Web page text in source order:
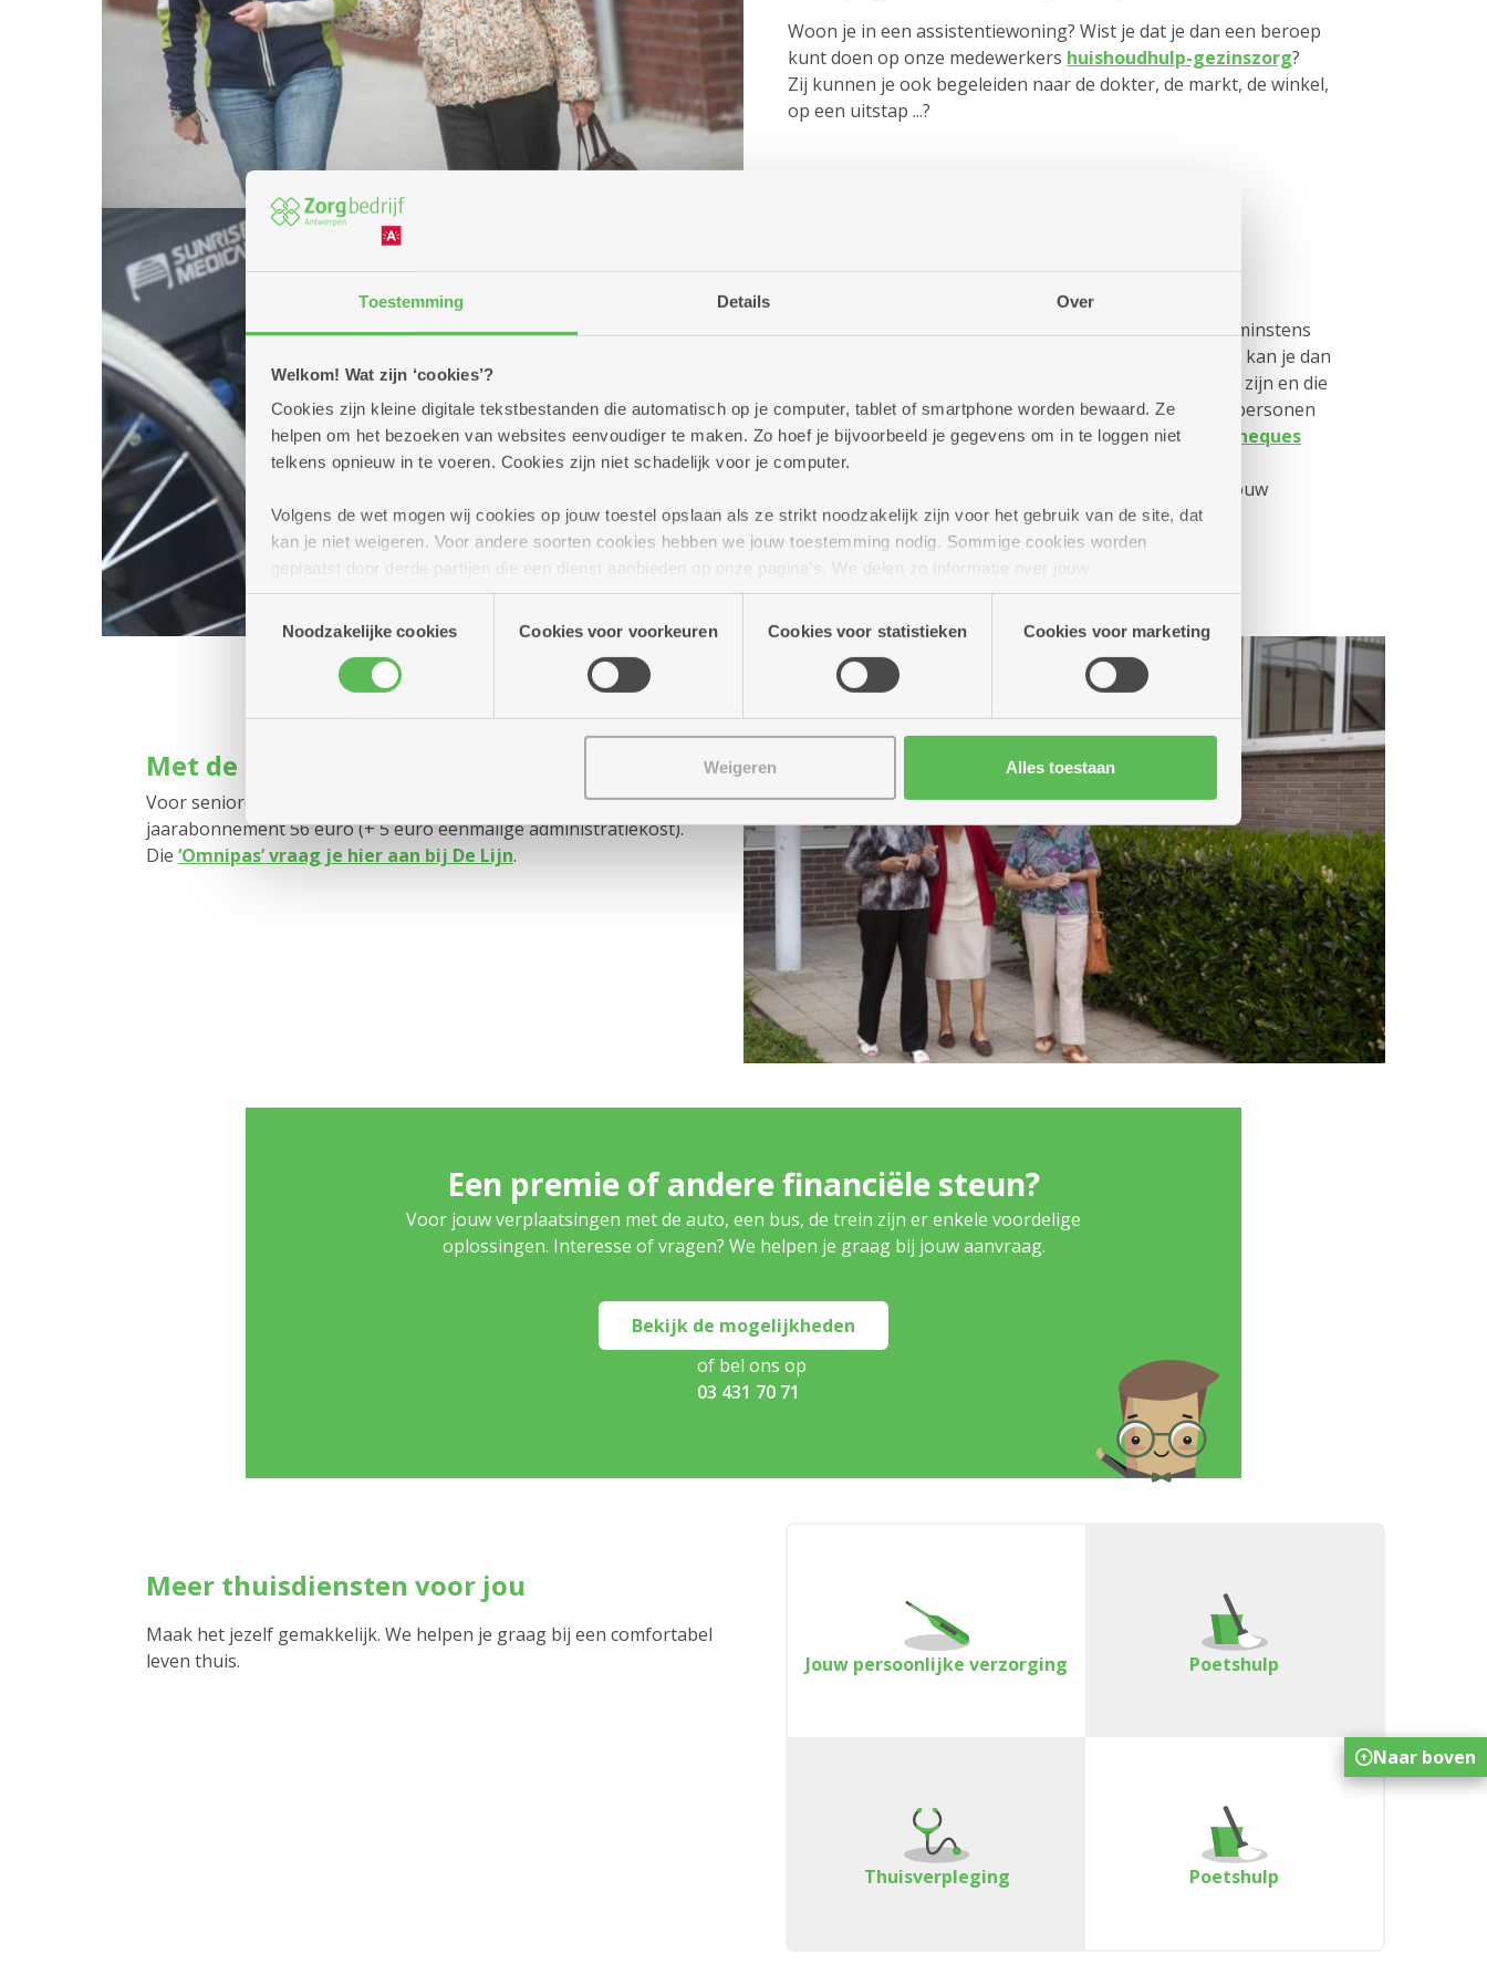
Toestemming Details Over
Welkom! Wat zijn ‘cookies’?
Cookies zijn kleine digitale tekstbestanden die automatisch op je computer, tablet of smartphone worden bewaard. Ze
helpen om het bezoeken van websites eenvoudiger te maken. Zo hoef je bijvoorbeeld je gegevens om in te loggen niet
telkens opnieuw in te voeren. Cookies zijn niet schadelijk voor je computer.
Volgens de wet mogen wij cookies op jouw toestel opslaan als ze strikt noodzakelijk zijn voor het gebruik van de site, dat
kan je niet weigeren. Voor andere soorten cookies hebben we jouw toestemming nodig. Sommige cookies worden
geplaatst door derde partijen die een dienst aanbieden op onze pagina's. We delen zo informatie over jouw
(geanonimiseerd) gebruik van onze site voor social media, advertenties en analyse. Deze partners kunnen deze gegevens
combineren met andere informatie die je aan hen verstrekte.
Noodzakelijke cookies
Cookies voor voorkeuren Cookies voor statistieken Cookies voor marketing
Weigeren Alles toestaan
Woon je in een assistentiewoning? Wist je dat je dan een beroep
kunt doen op onze medewerkers huishoudhulp-gezinszorg?
Zij kunnen je ook begeleiden naar de dokter, de markt, de winkel,
op een uitstap ...?
Een taxi, op eender welk moment
Onze busjes en die van de Mobitwin reserveer je best minstens
twee dagen op voorhand. Voor een snellere oplossing, kan je dan
een taxi bellen. 65-plussers die (tijdelijk) minder mobiel zijn en die
recht hebben op een verhoogde tegemoetkoming en personen
met een handicap kunnen bij de stad Antwerpen
taxicheques
aankopen. Zo betaal je maar de helft van de rit. Het
helpt je graag met jouw
aanvraag.
Met de bus of tram: voordelig tarief
Voor senioren die de bus of tram willen nemen, kost een
jaarabonnement 56 euro (+ 5 euro eenmalige administratiekost).
Die ‘Omnipas’ vraag je hier aan bij De Lijn.
Een premie of andere financiële steun?
Voor jouw verplaatsingen met de auto, een bus, de trein zijn er enkele voordelige
oplossingen. Interesse of vragen? We helpen je graag bij jouw aanvraag.
Bekijk de mogelijkheden
of bel ons op
03 431 70 71
Meer thuisdiensten voor jou
Maak het jezelf gemakkelijk. We helpen je graag bij een comfortabel
leven thuis.
Jouw persoonlijke verzorging Poetshulp
Thuisverpleging Poetshulp
Naar boven